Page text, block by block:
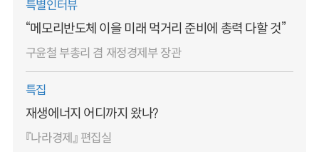
특별인터뷰
“메모리반도체 이을 미래 먹거리 준비에 총력 다할 것”
구윤철 부총리 겸 재정경제부 장관
특집
재생에너지 어디까지 왔나?
『나라경제』 편집실